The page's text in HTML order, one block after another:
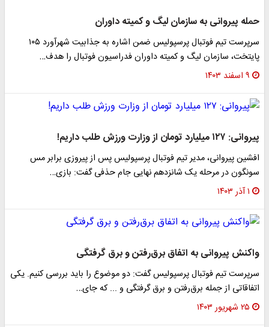
حمله پیروانی به سازمان لیگ و کمیته داوران
سرپرست تیم فوتبال پرسپولیس ضمن اشاره به جذابیت شهرآورد ۱۰۵
پایتخت، سازمان لیگ و کمیته داوران فدراسیون فوتبال را هدف…
۹ اسفند ۱۴۰۳
پیروانی: ۱۲۷ میلیارد تومان از وزارت ورزش طلب داریم!
افشین پیروانی، مدیر تیم فوتبال پرسپولیس پس از پیروزی برابر مس
سونگون در مرحله یک شانزدهم نهایی جام حذفی گفت: بازی…
۱ آذر ۱۴۰۳
واکنش پیروانی به اتفاق برق‌رفتن و برق گرفتگی
سرپرست تیم فوتبال پرسپولیس گفت: دو موضوع را باید بررسی کنیم. یکی
اتفاقاتی از جمله برق‌رفتن و برق گرفتگی و ... که جای…
۲۵ شهریور ۱۴۰۳